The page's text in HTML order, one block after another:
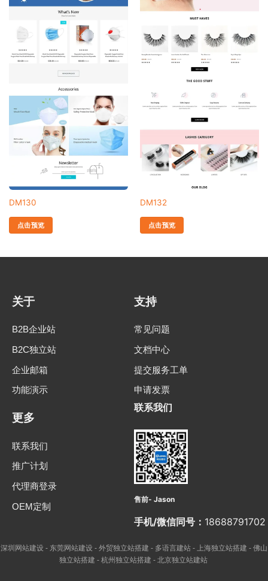
DM130
点击预览
DM132
点击预览
关于
B2B企业站
B2C独立站
企业邮箱
功能演示
支持
常见问题
文档中心
提交服务工单
申请发票
更多
联系我们
推广计划
代理商登录
OEM定制
联系我们
售前- Jason
手机/微信同号： 18688791702
深圳网站建设 - 东莞网站建设 - 外贸独立站搭建 - 多语言建站 - 上海独立站搭建 - 佛山
独立站搭建 - 杭州独立站搭建 - 北京独立站建站